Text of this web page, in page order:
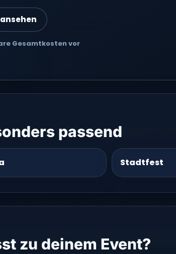
Gesamtkosten vor
passend
Stadtfest
zu deinem Event?